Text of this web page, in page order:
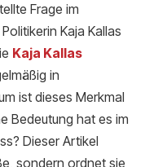
Frage im
Kaja Kallas
Kaja Kallas
in
ist dieses Merkmal
Bedeutung hat es im
Dieser Artikel
sondern ordnet sie